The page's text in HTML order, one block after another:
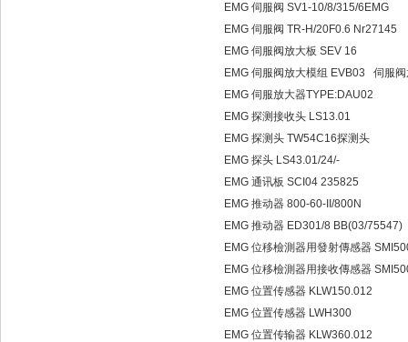
EMG 伺服阀 SV1-10/8/315/6EMG
EMG 伺服阀 TR-H/20F0.6 Nr27145
EMG 伺服阀放大板 SEV 16
EMG 伺服阀放大模组 EVB03 伺服
EMG 伺服放大器TYPE:DAU02
EMG 探测接收头 LS13.01
EMG 探测头 TW54C16探测头
EMG 探头 LS43.01/24/-
EMG 通讯板 SCI04 235825
EMG 推动器 800-60-II/800N
EMG 推动器 ED301/8 BB(03/75547)
EMG 位移檢測器用發射傳感器
EMG 位移檢測器用接收傳感器
EMG 位置传感器 KLW150.012
EMG 位置传感器 LWH300
EMG 位置传输器 KLW360.012